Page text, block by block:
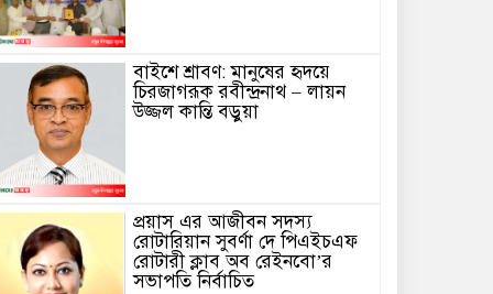
বাইশে শ্রাবণ: মানুষের হৃদয়ে
চিরজাগরূক রবীন্দ্রনাথ – লায়ন
উজ্জল কান্তি বড়ুয়া
প্রয়াস এর আজীবন সদস্য
রোটারিয়ান সুবর্ণা দে পিএইচএফ
রোটারী ক্লাব অব রেইনবো’র
সভাপতি নির্বাচিত